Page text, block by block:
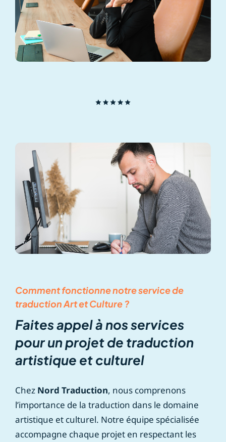
Comment fonctionne notre service de
traduction Art et Culture ?
Faites appel à nos services
pour un projet de traduction
artistique et culturel
ChezNord Traduction, nous comprenons
l’importance de la traduction dans le domaine
artistique et culturel. Notre équipe spécialisée
accompagne chaque projet en respectant les